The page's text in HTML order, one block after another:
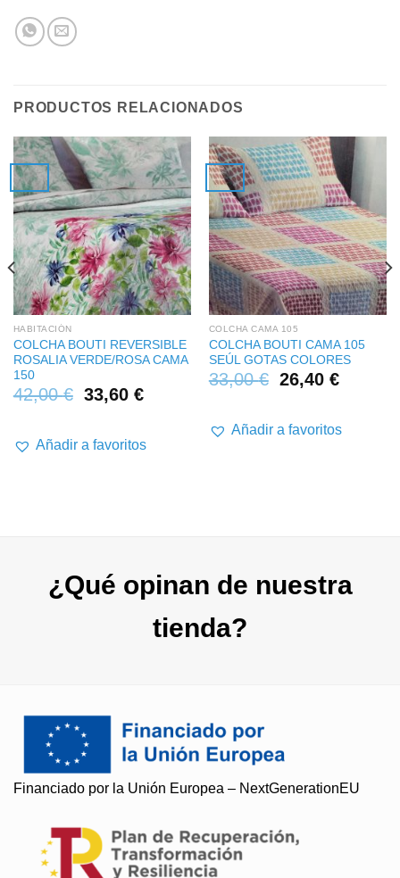
PRODUCTOS RELACIONADOS
HABITACIÓN
COLCHA BOUTI REVERSIBLE
ROSALIA VERDE/ROSA CAMA
150
42,00€ 33,60 €
Añadir a favoritos
COLCHA CAMA 105
COLCHA BOUTI CAMA 105
SEÚL GOTAS COLORES
33,00€ 26,40 €
Añadir a favoritos
¿Qué opinan de nuestra
tienda?
Financiado por la Unión Europea – NextGenerationEU
Soy Paqui, ¿Te ayudo?
Resuelvo todas tus preguntas